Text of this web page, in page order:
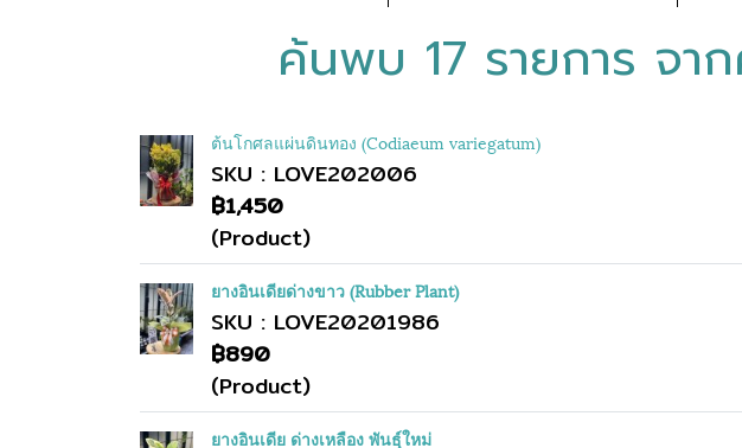
ค้นพบ 17 รายการ จา
ต้นโกศลแผ่นดินทอง (Codiaeum variegatum)
SKU : LOVE202006
฿1,450
(Product)
ยางอินเดียด่างขาว (Rubber Plant)
SKU : LOVE20201986
฿890
(Product)
ยางอินเดีย ด่างเหลือง พันธุ์ใหม่